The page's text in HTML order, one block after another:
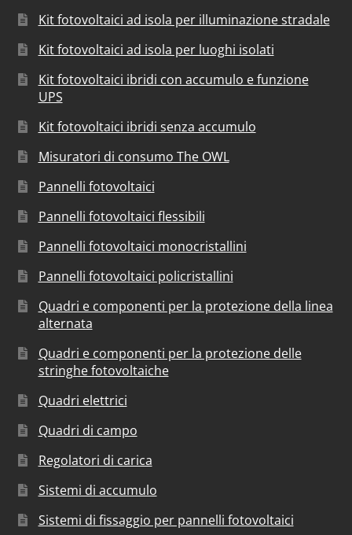
Kit fotovoltaici ad isola per illuminazione stradale
Kit fotovoltaici ad isola per luoghi isolati
Kit fotovoltaici ibridi con accumulo e funzione
UPS
Kit fotovoltaici ibridi senza accumulo
Misuratori di consumo The OWL
Pannelli fotovoltaici
Pannelli fotovoltaici flessibili
Pannelli fotovoltaici monocristallini
Pannelli fotovoltaici policristallini
Quadri e componenti per la protezione della linea
alternata
Quadri e componenti per la protezione delle
stringhe fotovoltaiche
Quadri elettrici
Quadri di campo
Regolatori di carica
Sistemi di accumulo
Sistemi di fissaggio per pannelli fotovoltaici